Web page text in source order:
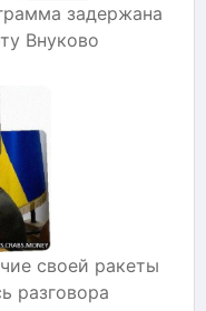
задержана
Внуково
своей ракеты
разговора